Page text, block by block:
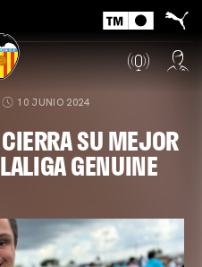
10 JUNIO 2024
SU MEJOR
GENUINE